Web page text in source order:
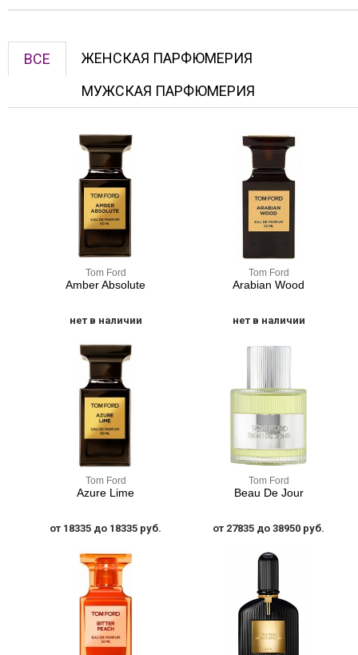
ВСЕ
ЖЕНСКАЯ ПАРФЮМЕРИЯ
МУЖСКАЯ ПАРФЮМЕРИЯ
Tom Ford
Amber Absolute
нет в наличии
Tom Ford
Arabian Wood
нет в наличии
Tom Ford
Azure Lime
от 18335 до 18335 руб.
Tom Ford
Beau De Jour
от 27835 до 38950 руб.